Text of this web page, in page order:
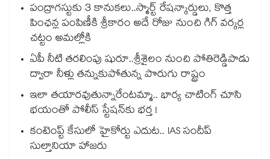
పంద్రాగస్టుకు 3 కానుకలు..స్మార్ట్ రేషన్కార్డులు, కొత్త
పింఛన్ల పంపిణీకి శ్రీకారం అదే రోజు నుంచి గిగ్ వర్కర్ల
చట్టం అమల్లోకి
ఏపీ నీటి తరలింపు షురూ..శ్రీశైలం నుంచి పోతిరెడ్డిపాడు
ద్వారా నీళ్లు తన్నుకుపోతున్న పొరుగు రాష్ట్రం
ఇలా తయారవుతున్నారేంటమ్మా.. భార్య చాటింగ్ చూసి
భయంతో పోలీస్ స్టేషన్⁫కు భర్త !
కంటెంప్ట్ కేసులో హైకోర్టు ఎదుట.. IAS సందీప్
సుల్తానియా హాజరు